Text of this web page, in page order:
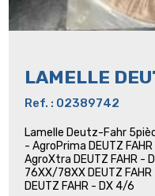
LAMELLE
Ref. : 02389742
Lamelle Deutz-Fahr
- AgroPrima DEUTZ
AgroXtra DEUTZ FAHR -
76XX/78XX DEUTZ FAHR
DEUTZ FAHR - DX 4/6